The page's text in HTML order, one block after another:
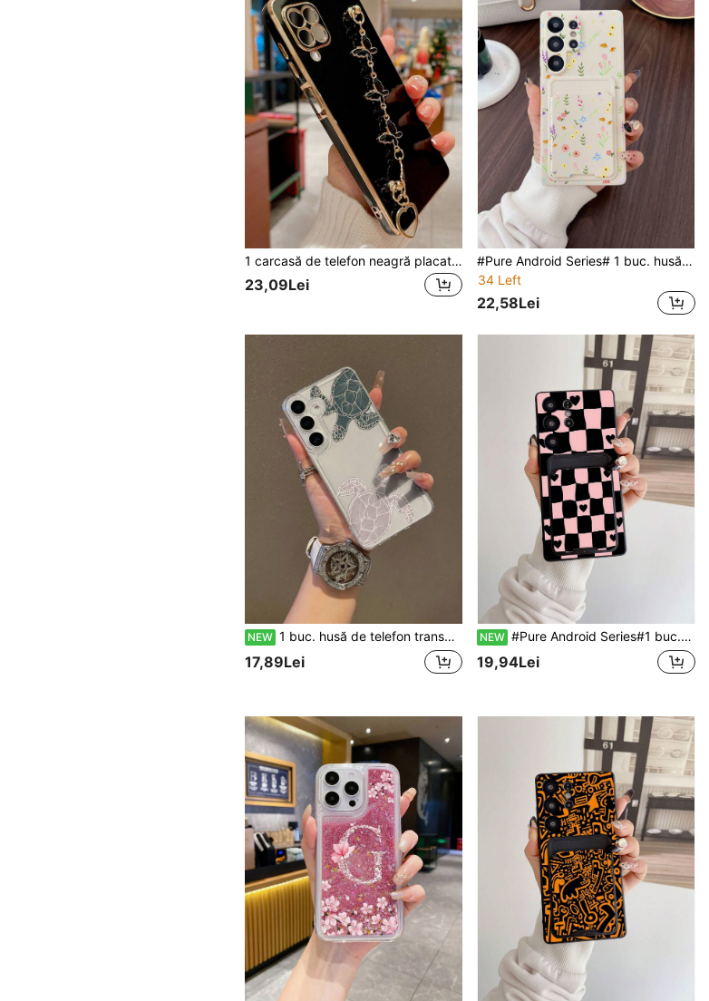
1 carcasă de telefon neagră placată 6D TPU cu 1 lanț fluture placat pentru anti-șoc, compatibilă cu , compatibilă cu Samsung, compatibilă cu , compatibilă cu , compatibilă cu telefoanele OPPO compatibile cu 15/15Plus/15Pro/15Promax impermeabilă, anti-cădere, rezistentă la zgârieturi
23,09Lei
#Pure Android Series# 1 buc. husă de telefon 2 în 1 cu slot pentru card, din TPU negru, pictată manual cu model floral ditsy colorat, stil modern personalizat și versatil, protecție completă, anti-praf, impermeabilă, soft shell, potrivită pentru Galaxy/Galaxy S26 S25 S24 S23 S22 S21 S20 Plus Ultra FE/Galaxy A56
34 Left
22,58Lei
NEW 1 buc. husă de telefon transparentă din TPU, cu contrast de culoare de saturație scăzută, model ilustrație cu țestoasă, protecție completă antișoc, potrivită ca husă versatilă/transparentă/amuzantă pentru Android, pentru Galaxy/Galaxy S26 S25 S24 S23 S22 S21 S20 Plus Ultra FE/Galaxy A56 A55 A54 4G 5G/Galaxy A16 A15/Galaxy A35/Galaxy A06/Galaxy A53 5G/Galaxy A34/Note 15 14 13 12/A5
17,89Lei
NEW #Pure Android Series#1 buc. husă de telefon TPU neagră cu model de inimă în carouri ondulate roz și negru, acoperire completă, rezistentă la șocuri și 1 buc. suport adeziv pentru card negru cu model de inimă în carouri ondulate roz și negru, nou 2-în-1, protecție completă, anti-praf, impermeabilă, carcasă moale, potrivită pentru husă de telefon versatilă/suport card/husă de telefon amuzantă/husă de telefon Android/husă de telefon/husă de telefon/husă de telefon
19,94Lei